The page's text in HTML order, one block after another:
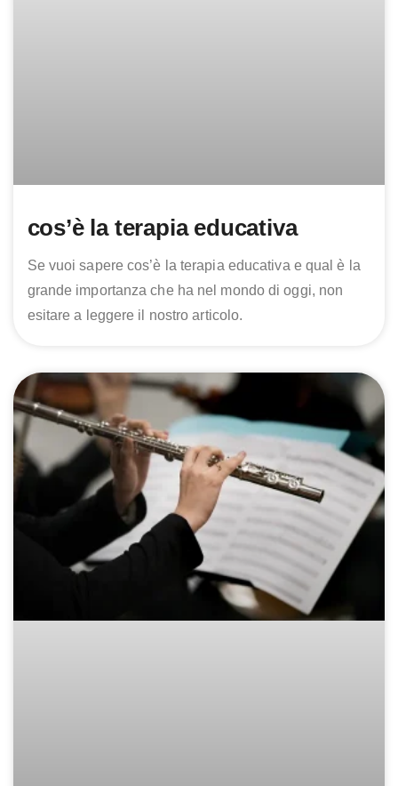
cos’è la terapia educativa
Se vuoi sapere cos’è la terapia educativa e qual è la
grande importanza che ha nel mondo di oggi, non
esitare a leggere il nostro articolo.